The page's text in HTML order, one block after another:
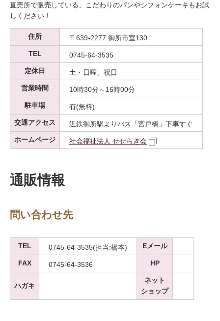
直売所で販売している、こだわりのパンやシフォンケーキもお試
しください！
住所
〒639-2277 御所市室130
TEL
0745-64-3535
定休日
土・日曜、祝日
営業時間
10時30分～16時00分
駐車場
有(無料)
交通アクセス
近鉄御所駅よりバス「宮戸橋」下車すぐ
ホームページ
社会福祉法人 せせらぎ会
通販情報
問い合わせ先
TEL 0745-64-3535(担当:橋本) Eメール
FAX 0745-64-3536 HP
ハガキ
ネット
ショップ